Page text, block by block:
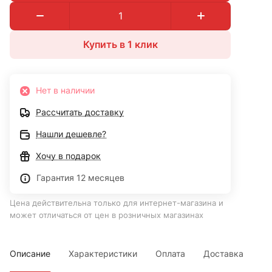
Купить в 1 клик
Нет в наличии
Рассчитать доставку
Нашли дешевле?
Хочу в подарок
Гарантия 12 месяцев
Цена действительна только для интернет-магазина и
может отличаться от цен в розничных магазинах
Описание Характеристики Оплата Доставка